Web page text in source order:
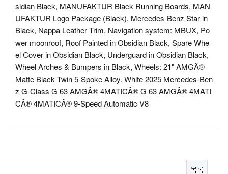
sidian Black, MANUFAKTUR Black Running Boards, MAN
UFAKTUR Logo Package (Black), Mercedes-Benz Star in
Black, Nappa Leather Trim, Navigation system: MBUX, Po
wer moonroof, Roof Painted in Obsidian Black, Spare Whe
el Cover in Obsidian Black, Underguard in Obsidian Black,
Wheel Arches & Bumpers in Black, Wheels: 21" AMGÂ®
Matte Black Twin 5-Spoke Alloy. White 2025 Mercedes-Ben
z G-Class G 63 AMGÂ® 4MATICÂ® G 63 AMGÂ® 4MATI
CÂ® 4MATICÂ® 9-Speed Automatic V8
목록